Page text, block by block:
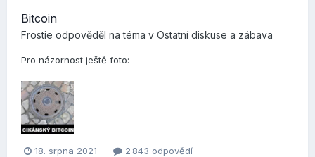
Bitcoin
Frostie odpověděl na téma v Ostatní diskuse a zábava
Pro názornost ještě foto:
18. srpna 2021 2 843 odpovědí